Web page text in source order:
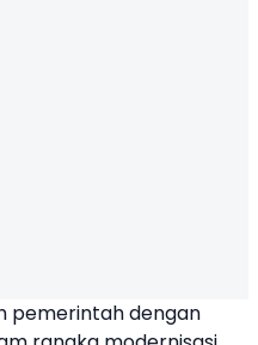
pemerintah dengan